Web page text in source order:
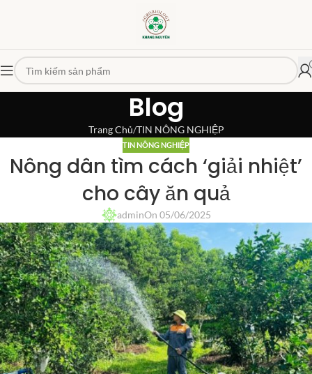
Blog
Trang Chủ TIN NÔNG NGHIỆP
TIN NÔNG NGHIỆP
Nông dân tìm cách ‘giải nhiệt’
cho cây ăn quả
adminOn 05/06/2025